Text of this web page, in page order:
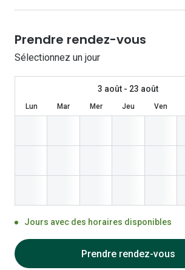
Lunettes de vue femme
Lunettes de soleil femme
Découvrir tous nos conseils
Prendre rendez-vous
Sélectionnez un jour
3 août - 23 août
Lun Mar Mer Jeu Ven
Jours avec des horaires disponibles
Prendre rendez-vous